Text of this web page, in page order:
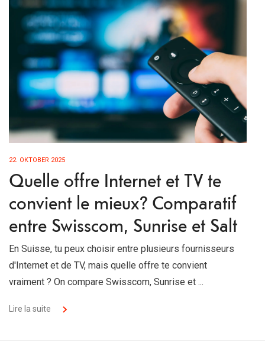
22. OKTOBER 2025
Quelle offre Internet et TV te
convient le mieux? Comparatif
entre Swisscom, Sunrise et Salt
En Suisse, tu peux choisir entre plusieurs fournisseurs
d'Internet et de TV, mais quelle offre te convient
vraiment ? On compare Swisscom, Sunrise et ...
Lire la suite